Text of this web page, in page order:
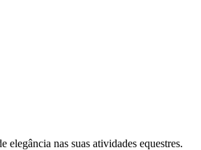
nas suas atividades equestres.